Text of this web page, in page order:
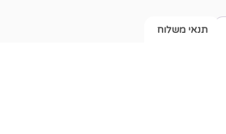
תנאי משלוח